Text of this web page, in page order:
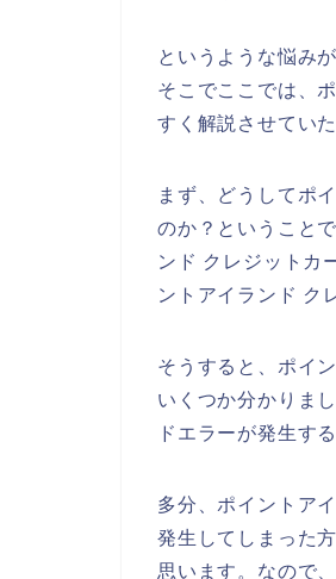
というような悩み
そこでここでは、
すく解説させてい
まず、どうしてポ
のか？ということ
ンド クレジット
ントアイランド ク
そうすると、ポイ
いくつか分かりま
ドエラーが発生す
多分、ポイントア
発生してしまった
思います。なので